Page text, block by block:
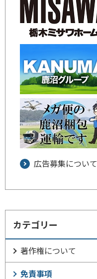
広告募集について
カテゴリー
著作権について
免責事項